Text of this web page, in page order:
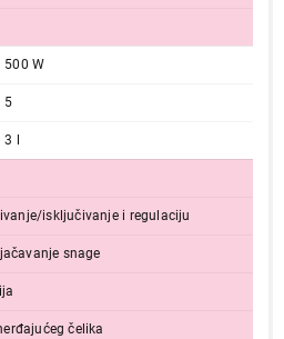
500 W
5
3 l
isključivanje i regulaciju
snage
čelika